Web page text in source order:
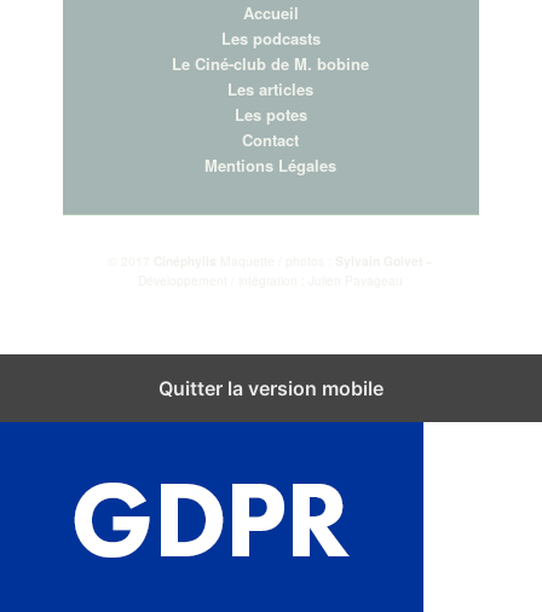
Accueil
Les podcasts
Le Ciné-club de M. bobine
Les articles
Les potes
Contact
Mentions Légales
Quitter la version mobile
Fermer les réglages des cookies GDPR